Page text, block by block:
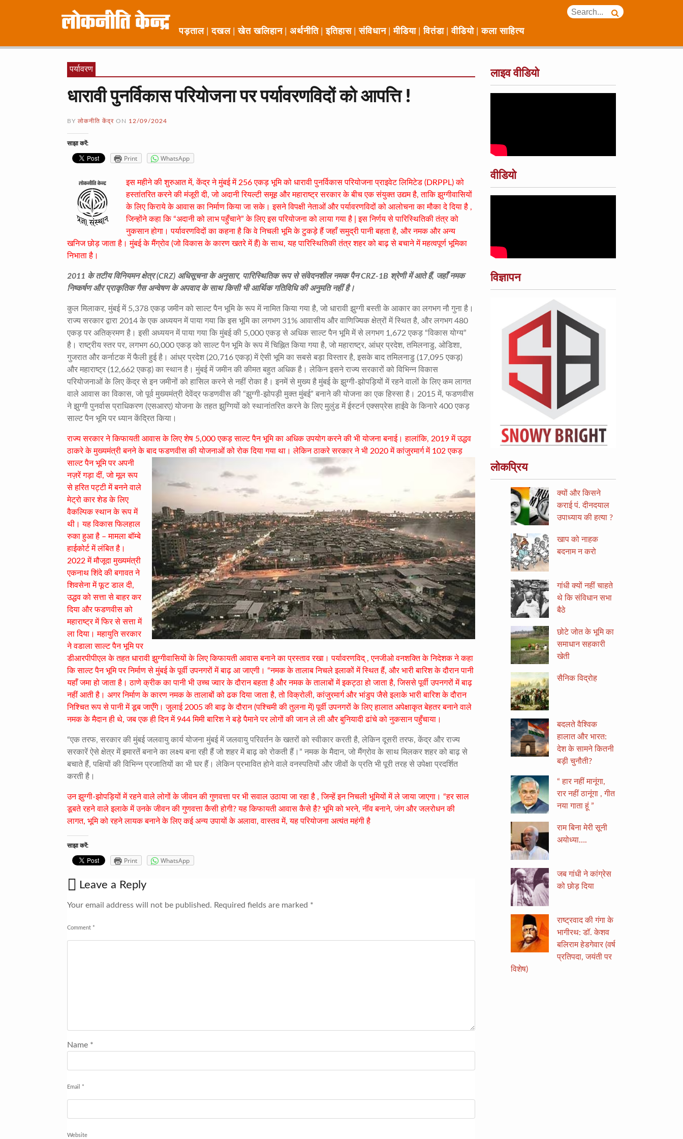
पड़ताल दखल खेत खलिहान अर्थनीति इतिहास संविधान मीडिया वितंडा वीडियो कला साहित्य
पर्यावरण
धारावी पुनर्विकास परियोजना पर पर्यावरणविदों को आपत्ति !
BY लोकनीति केंद्र ON 12/09/2024
साझा करें:
Print WhatsApp
इस महीने की शुरुआत में, केंद्र ने मुंबई में 256 एकड़ भूमि को धारावी पुनर्विकास परियोजना प्राइवेट लिमिटेड (DRPPL) को
हस्तांतरित करने की मंजूरी दी, जो अदानी रियल्टी समूह और महाराष्ट्र सरकार के बीच एक संयुक्त उद्यम है, ताकि झुग्गीवासियों
के लिए किराये के आवास का निर्माण किया जा सके। इसने विपक्षी नेताओं और पर्यावरणविदों को आलोचना का मौका दे दिया है ,
जिन्होंने कहा कि “अदानी को लाभ पहुँचाने” के लिए इस परियोजना को लाया गया है | इस निर्णय से पारिस्थितिकी तंत्र को
नुकसान होगा। पर्यावरणविदों का कहना है कि वे निचली भूमि के टुकड़े हैं जहाँ समुद्री पानी बहता है, और नमक और अन्य
खनिज छोड़ जाता है। मुंबई के मैंग्रोव (जो विकास के कारण खतरे में हैं) के साथ, यह पारिस्थितिकी तंत्र शहर को बाढ़ से बचाने में महत्वपूर्ण भूमिका
निभाता है।
2011 के तटीय विनियमन क्षेत्र (CRZ) अधिसूचना के अनुसार, पारिस्थितिक रूप से संवेदनशील नमक पैन CRZ-1B श्रेणी में आते हैं, जहाँ नमक
निष्कर्षण और प्राकृतिक गैस अन्वेषण के अपवाद के साथ किसी भी आर्थिक गतिविधि की अनुमति नहीं है।
कुल मिलाकर, मुंबई में 5,378 एकड़ जमीन को साल्ट पैन भूमि के रूप में नामित किया गया है, जो धारावी झुग्गी बस्ती के आकार का लगभग नौ गुना है।
राज्य सरकार द्वारा 2014 के एक अध्ययन में पाया गया कि इस भूमि का लगभग 31% आवासीय और वाणिज्यिक क्षेत्रों में स्थित है, और लगभग 480
एकड़ पर अतिक्रमण है। इसी अध्ययन में पाया गया कि मुंबई की 5,000 एकड़ से अधिक साल्ट पैन भूमि में से लगभग 1,672 एकड़ “विकास योग्य”
है। राष्ट्रीय स्तर पर, लगभग 60,000 एकड़ को साल्ट पैन भूमि के रूप में चिह्नित किया गया है, जो महाराष्ट्र, आंध्र प्रदेश, तमिलनाडु, ओडिशा,
गुजरात और कर्नाटक में फैली हुई है। आंध्र प्रदेश (20,716 एकड़) में ऐसी भूमि का सबसे बड़ा विस्तार है, इसके बाद तमिलनाडु (17,095 एकड़)
और महाराष्ट्र (12,662 एकड़) का स्थान है। मुंबई में जमीन की कीमत बहुत अधिक है। लेकिन इसने राज्य सरकारों को विभिन्न विकास
परियोजनाओं के लिए केंद्र से इन जमीनों को हासिल करने से नहीं रोका है। इनमें से मुख्य है मुंबई के झुग्गी-झोपड़ियों में रहने वालों के लिए कम लागत
वाले आवास का विकास, जो पूर्व मुख्यमंत्री देवेंद्र फडणवीस की “झुग्गी-झोपड़ी मुक्त मुंबई” बनाने की योजना का एक हिस्सा है। 2015 में, फडणवीस
ने झुग्गी पुनर्वास प्राधिकरण (एसआरए) योजना के तहत झुग्गियों को स्थानांतरित करने के लिए मुलुंड में ईस्टर्न एक्सप्रेस हाईवे के किनारे 400 एकड़
साल्ट पैन भूमि पर ध्यान केंद्रित किया।
राज्य सरकार ने किफायती आवास के लिए शेष 5,000 एकड़ साल्ट पैन भूमि का अधिक उपयोग करने की भी योजना बनाई। हालांकि, 2019 में उद्धव
ठाकरे के मुख्यमंत्री बनने के बाद फडणवीस की योजनाओं को रोक दिया गया था। लेकिन ठाकरे सरकार ने भी 2020 में कांजुरमार्ग में 102 एकड़
साल्ट पैन भूमि पर अपनी
नज़रें गड़ा दीं, जो मूल रूप
से हरित पट्टी में बनने वाले
मेट्रो कार शेड के लिए
वैकल्पिक स्थान के रूप में
थी। यह विकास फिलहाल
रुका हुआ है – मामला बॉम्बे
हाईकोर्ट में लंबित है।
2022 में मौजूदा मुख्यमंत्री
एकनाथ शिंदे की बगावत ने
शिवसेना में फूट डाल दी,
उद्धव को सत्ता से बाहर कर
दिया और फडणवीस को
महाराष्ट्र में फिर से सत्ता में
ला दिया। महायुति सरकार
ने वडाला साल्ट पैन भूमि पर
डीआरपीपीएल के तहत धारावी झुग्गीवासियों के लिए किफायती आवास बनाने का प्रस्ताव रखा। पर्यावरणविद् , एनजीओ वनशक्ति के निदेशक ने कहा
कि साल्ट पैन भूमि पर निर्माण से मुंबई के पूर्वी उपनगरों में बाढ़ आ जाएगी। “नमक के तालाब निचले इलाकों में स्थित हैं, और भारी बारिश के दौरान पानी
यहाँ जमा हो जाता है। ठाणे क्रीक का पानी भी उच्च ज्वार के दौरान बहता है और नमक के तालाबों में इकट्ठा हो जाता है, जिससे पूर्वी उपनगरों में बाढ़
नहीं आती है। अगर निर्माण के कारण नमक के तालाबों को ढक दिया जाता है, तो विक्रोली, कांजुरमार्ग और भांडुप जैसे इलाके भारी बारिश के दौरान
निश्चित रूप से पानी में डूब जाएँगे। जुलाई 2005 की बाढ़ के दौरान (पश्चिमी की तुलना में) पूर्वी उपनगरों के लिए हालात अपेक्षाकृत बेहतर बनाने वाले
नमक के मैदान ही थे, जब एक ही दिन में 944 मिमी बारिश ने बड़े पैमाने पर लोगों की जान ले ली और बुनियादी ढांचे को नुकसान पहुँचाया।
“एक तरफ, सरकार की मुंबई जलवायु कार्य योजना मुंबई में जलवायु परिवर्तन के खतरों को स्वीकार करती है, लेकिन दूसरी तरफ, केंद्र और राज्य
सरकारें ऐसे क्षेत्र में इमारतें बनाने का लक्ष्य बना रही हैं जो शहर में बाढ़ को रोकती हैं।” नमक के मैदान, जो मैंग्रोव के साथ मिलकर शहर को बाढ़ से
बचाते हैं, पक्षियों की विभिन्न प्रजातियों का भी घर हैं। लेकिन प्रभावित होने वाले वनस्पतियों और जीवों के प्रति भी पूरी तरह से उपेक्षा प्रदर्शित
करती है।
उन झुग्गी-झोपड़ियों में रहने वाले लोगों के जीवन की गुणवत्ता पर भी सवाल उठाया जा रहा है , जिन्हें इन निचली भूमियों में ले जाया जाएगा। “हर साल
डूबते रहने वाले इलाके में उनके जीवन की गुणवत्ता कैसी होगी? यह किफायती आवास कैसे है? भूमि को भरने, नींव बनाने, जंग और जलरोधन की
लागत, भूमि को रहने लायक बनाने के लिए कई अन्य उपायों के अलावा, वास्तव में, यह परियोजना अत्यंत महंगी है
साझा करें:
Print WhatsApp
Leave a Reply
Your email address will not be published. Required fields are marked *
Comment *
Name *
Email *
Website
लाइव वीडियो
वीडियो
विज्ञापन
लोकप्रिय
क्यों और किसने
कराई पं. दीनदयाल
उपाध्याय की हत्या ?
खाप को नाहक
बदनाम न करो
गांधी क्यों नहीं चाहते
थे कि संविधान सभा
बैठे
छोटे जोत के भूमि का
समाधान सहकारी
खेती
सैनिक विद्रोह
बदलते वैश्विक
हालात और भारत:
देश के सामने कितनी
बड़ी चुनौती?
“ हार नहीं मानूंगा,
रार नहीं ठानूंगा , गीत
नया गाता हूं ”
राम बिना मेरी सूनी
अयोध्या….
जब गांधी ने कांग्रेस
को छोड़ दिया
राष्ट्रवाद की गंगा के
भागीरथ: डॉ. केशव
बलिराम हेडगेवार (वर्ष
प्रतिपदा, जयंती पर
विशेष)